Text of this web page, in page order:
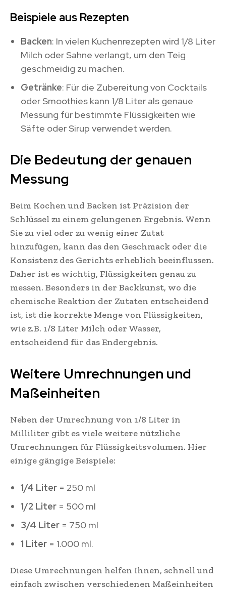
Beispiele aus Rezepten
Backen: In vielen Kuchenrezepten wird 1/8 Liter
Milch oder Sahne verlangt, um den Teig
geschmeidig zu machen.
Getränke: Für die Zubereitung von Cocktails
oder Smoothies kann 1/8 Liter als genaue
Messung für bestimmte Flüssigkeiten wie
Säfte oder Sirup verwendet werden.
Die Bedeutung der genauen
Messung
Beim Kochen und Backen ist Präzision der
Schlüssel zu einem gelungenen Ergebnis. Wenn
Sie zu viel oder zu wenig einer Zutat
hinzufügen, kann das den Geschmack oder die
Konsistenz des Gerichts erheblich beeinflussen.
Daher ist es wichtig, Flüssigkeiten genau zu
messen. Besonders in der Backkunst, wo die
chemische Reaktion der Zutaten entscheidend
ist, ist die korrekte Menge von Flüssigkeiten,
wie z.B. 1/8 Liter Milch oder Wasser,
entscheidend für das Endergebnis.
Weitere Umrechnungen und
Maßeinheiten
Neben der Umrechnung von 1/8 Liter in
Milliliter gibt es viele weitere nützliche
Umrechnungen für Flüssigkeitsvolumen. Hier
einige gängige Beispiele:
1/4 Liter = 250 ml
1/2 Liter = 500 ml
3/4 Liter = 750 ml
1 Liter = 1.000 ml.
Diese Umrechnungen helfen Ihnen, schnell und
einfach zwischen verschiedenen Maßeinheiten